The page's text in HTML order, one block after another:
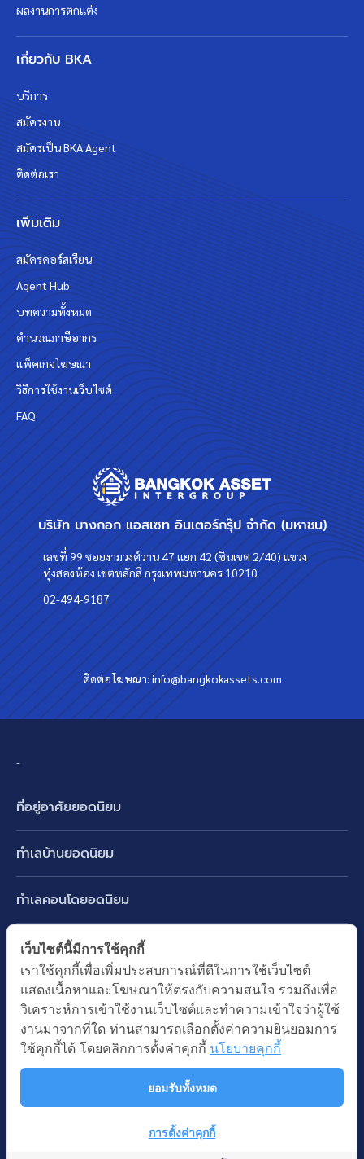
บริษัท บางกอก แอสเซท อินเตอร์กรุ๊ป จำกัด (มหาชน)
เลขที่ 99 ซอยงามวงศ์วาน 47 แยก 42 (ชินเขต 2/40) แขวง
ทุ่งสองห้อง เขตหลักสี่ กรุงเทพมหานคร 10210
02-494-9187
ติดต่อโฆษณา:info@bangkokassets.com
ผลงานการตกแต่ง
เกี่ยวกับ BKA
บริการ
สมัครงาน
สมัครเป็น BKA Agent
ติดต่อเรา
เพิ่มเติม
สมัครคอร์สเรียน
Agent Hub
บทความทั้งหมด
คำนวณภาษีอากร
แพ็คเกจโฆษณา
วิธีการใช้งานเว็บไซต์
FAQ
-
ที่อยู่อาศัยยอดนิยม
ทาวน์เฮ้าส์ ทาวน์โฮม
คอนโดมิเนียม
อาคารพาณิชย์ ตึกแถว
ที่ดินเปล่า
อพาร์ทเม้นท์ หอพัก
ออฟฟิต สำนักงาน
โรงงาน โกดัง
โรงแรม รีสอร์ท
ทำเลบ้านยอดนิยม
บางนา รามคำแหง 2
ปทุมธานี รังสิต ลำลูกกา
นนทบุรี บางใหญ่ บางบัวทอง
ทำเลคอนโดยอดนิยม
พระราม 9
อ่อนนุช ปุณณวิถี
รัชดาภิเษก ห้วยขวาง
ห้าแยกลาดพร้าว
ทำเล BTS ยอดนิยม
BTS ทองหล่อ
BTS เอกมัย
BTS พร้อมพงษ์
BTS อ่อนนุช
ทำเล MRT ยอดนิยม
MRT เพชรบุรี
MRT พระราม 9
MRT พหลโยธิน
คำค้นยอดนิยม
บ้านมือสอง
นโยบายการใช้คุกกี้
สงวนลิขสิทธิ โดยบริษัท บางกอก แอสเซท อินเตอร์กรุ๊ป จำกัด (มหาชน).
เว็บไซต์นี้มีการใช้คุกกี้
เราใช้คุกกี้เพื่อเพิ่มประสบการณ์ที่ดีในการใช้เว็บไซต์
แสดงเนื้อหาและโฆษณาให้ตรงกับความสนใจ รวมถึงเพื่อ
วิเคราะห์การเข้าใช้งานเว็บไซต์และทำความเข้าใจว่าผู้ใช้
งานมาจากที่ใด ท่านสามารถเลือกตั้งค่าความยินยอมการ
ใช้คุกกี้ได้ โดยคลิกการตั้งค่าคุกกี้ นโยบายคุกกี้
ยอมรับทั้งหมด
การตั้งค่าคุกกี้